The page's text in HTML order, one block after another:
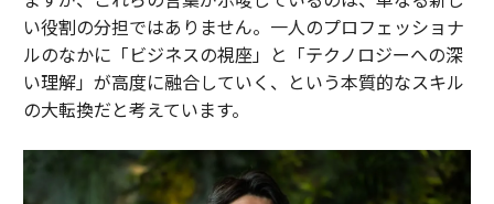
い役割の分担ではありません。一人のプロフェッショナ
ルのなかに「ビジネスの視座」と「テクノロジーへの深
い理解」が高度に融合していく、という本質的なスキル
の大転換だと考えています。